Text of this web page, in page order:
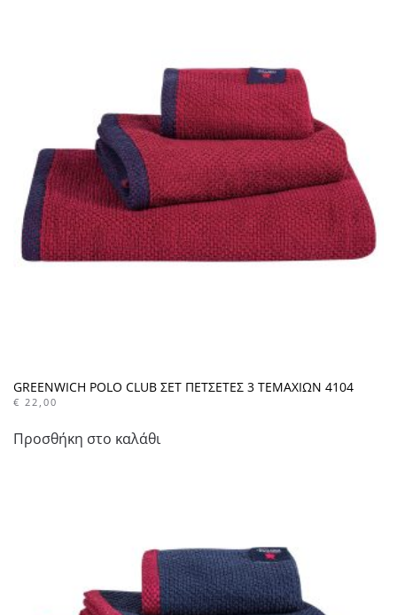
GREENWICH POLO CLUB ΣΕΤ ΠΕΤΣΕΤΕΣ 3 ΤΕΜΑΧΙΩΝ 4104
€ 22,00
Προσθήκη στο καλάθι